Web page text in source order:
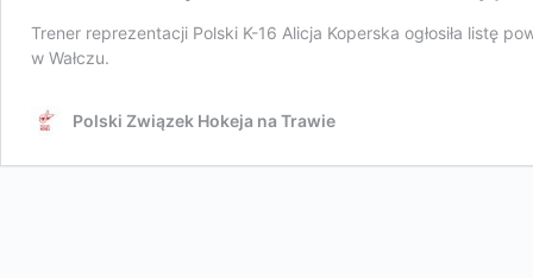
Trener reprezentacji Polski K-16 Alicja Koperska ogłosiła listę
w Wałczu.
Polski Związek Hokeja na Trawie